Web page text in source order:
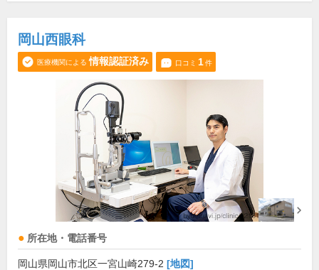
岡山西眼科
医療機関による 情報認証済み 口コミ 1件
所在地・電話番号
岡山県岡山市北区一宮山崎279-2 [地図]